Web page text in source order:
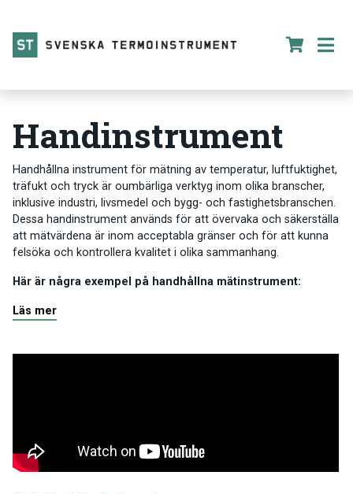
Handinstrument
Handhållna instrument för mätning av temperatur, luftfuktighet,
träfukt och tryck är oumbärliga verktyg inom olika branscher,
inklusive industri, livsmedel och bygg- och fastighetsbranschen.
Dessa handinstrument används för att övervaka och säkerställa
att mätvärdena är inom acceptabla gränser och för att kunna
felsöka och kontrollera kvalitet i olika sammanhang.
Här är några exempel på handhållna mätinstrument:
Läs mer